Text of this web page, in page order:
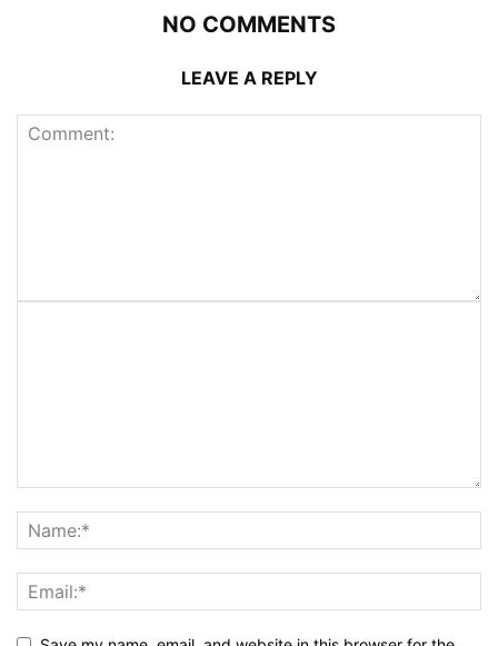
NO COMMENTS
LEAVE A REPLY